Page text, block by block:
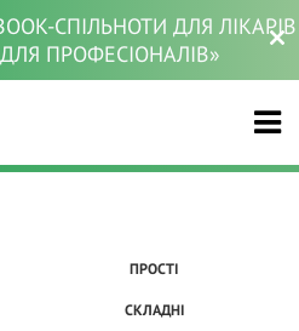
СПІЛЬНОТИ ДЛЯ ЛІКАРІВ
ПРОФЕСІОНАЛІВ»
ПРОСТІ
СКЛАДНІ